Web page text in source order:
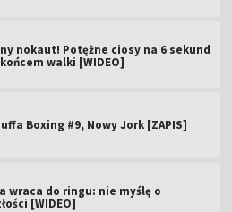
nokaut! Potężne ciosy na 6 sekund
przed końcem walki [WIDEO]
Boxing #9, Nowy Jork [ZAPIS]
wraca do ringu: nie myślę o
[WIDEO]